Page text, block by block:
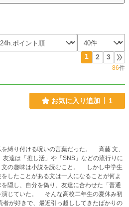
1 2 3
86件
お気に入り追加 1
り付ける呪いの言葉だった。 斉藤 文、
達は「推し活」や「SNS」などの流行りに
文の趣味は小説を読むこと。 しかし中学生
したことがある文は一人になることが何よ
を隠し、自分を偽り、友達に合わせた「普通
な高校二年生の夏休み初
が好きで、最近引っ越ししてきたばかりの